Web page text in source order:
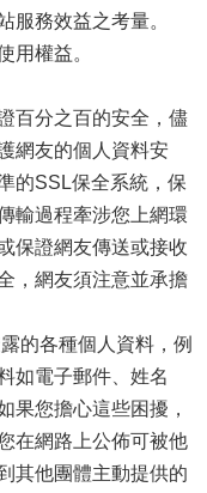
服務效益之考量。
用權益。
百分之百的安全，儘
網友的個人資料安
的SSL保全系統，保
輸過程牽涉您上網環
保證網友傳送或接收
，網友須注意並承擔
各種個人資料，例
如電子郵件、姓名
果您擔心這些困擾，
在網路上公佈可被他
其他團體主動提供的